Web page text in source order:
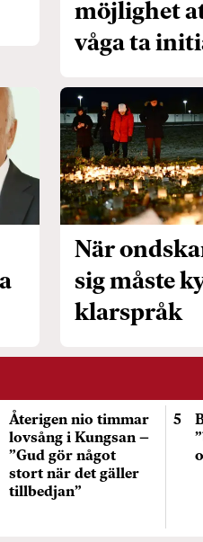
möjlighet
våga ta
När
sig måste
klarspråk
Återigen nio timmar
lovsång i Kungsan –
”Gud gör något
stort när det gäller
tillbedjan”